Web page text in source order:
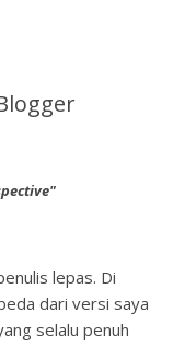
lepas. Di
dari versi saya
selalu penuh